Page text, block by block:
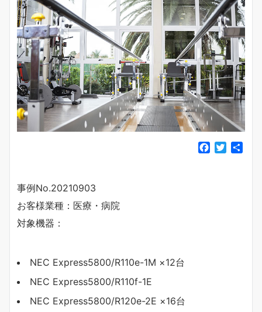
事例No.20210903
お客様業種：医療・病院
対象機器：
NEC Express5800/R110e-1M ×12台
NEC Express5800/R110f-1E
NEC Express5800/R120e-2E ×16台